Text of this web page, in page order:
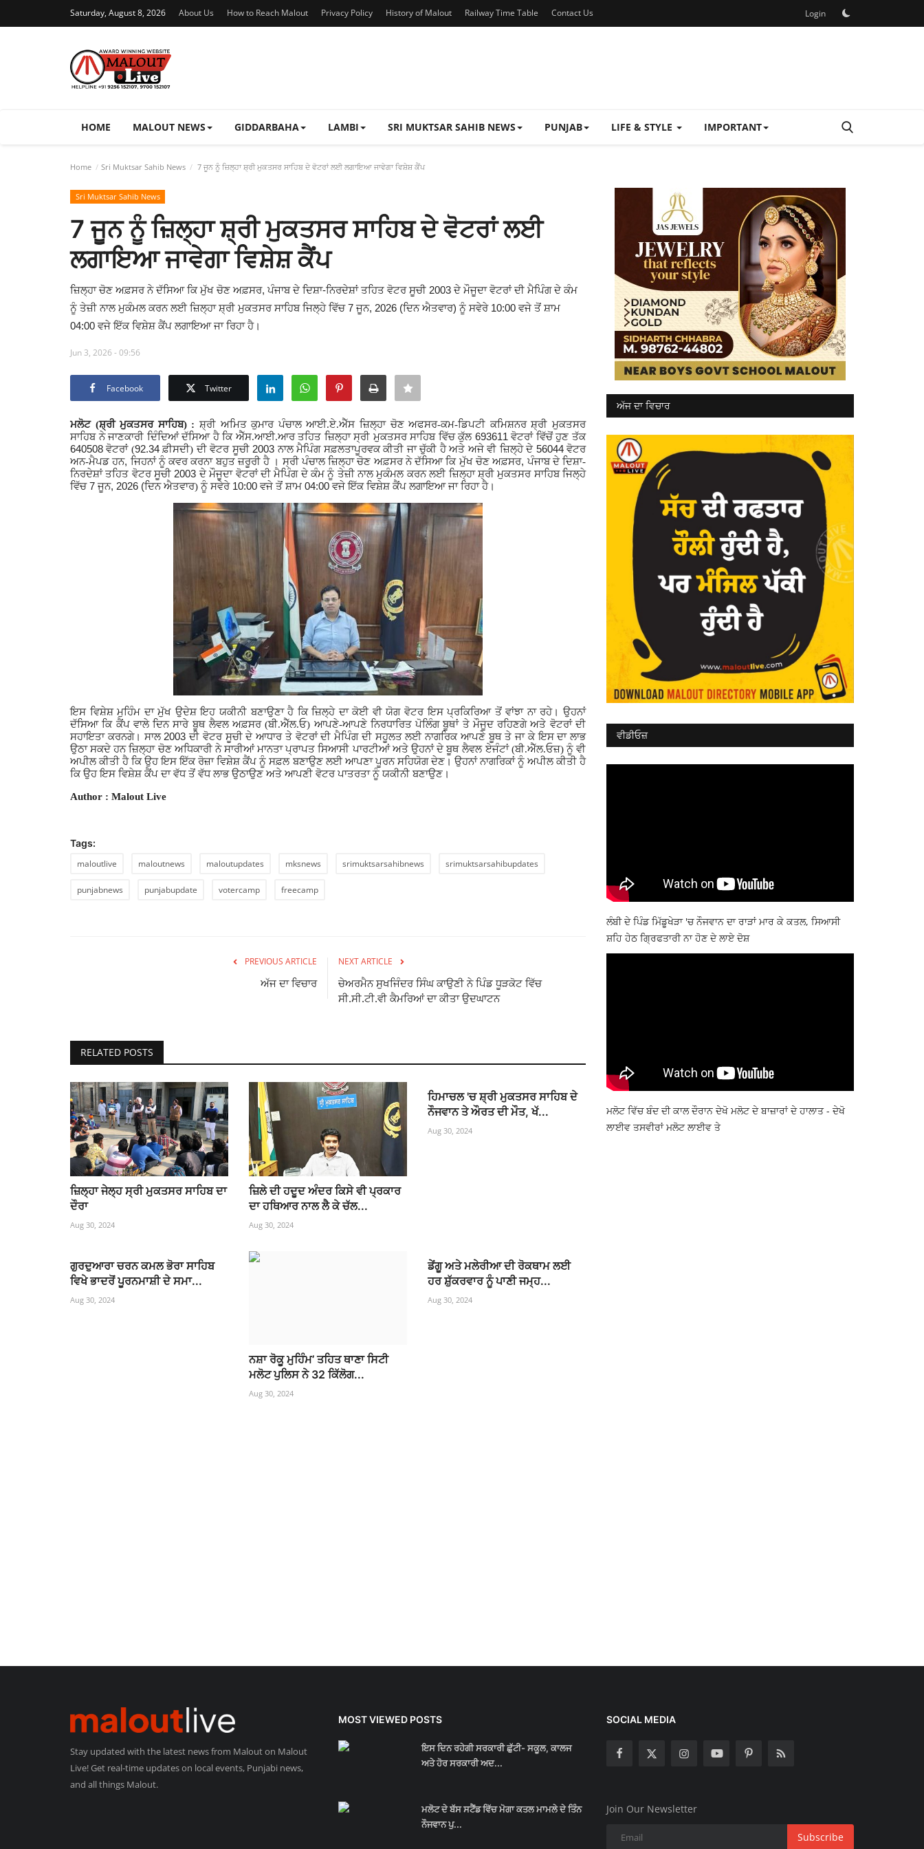
Saturday, August 8, 2026 About Us How to Reach Malout Privacy Policy History of Malout Railway Time Table Contact Us Login
HOME MALOUT NEWS GIDDARBAHA LAMBI SRI MUKTSAR SAHIB NEWS PUNJAB LIFE & STYLE IMPORTANT
Home Sri Muktsar Sahib News 7 ਜੂਨ ਨੂੰ ਜ਼ਿਲ੍ਹਾ ਸ਼੍ਰੀ ਮੁਕਤਸਰ ਸਾਹਿਬ ਦੇ ਵੋਟਰਾਂ ਲਈ ਲਗਾਇਆ ਜਾਵੇਗਾ ਵਿਸ਼ੇਸ਼ ਕੈਂਪ
Sri Muktsar Sahib News
7 ਜੂਨ ਨੂੰ ਜ਼ਿਲ੍ਹਾ ਸ਼੍ਰੀ ਮੁਕਤਸਰ ਸਾਹਿਬ ਦੇ ਵੋਟਰਾਂ ਲਈ
ਲਗਾਇਆ ਜਾਵੇਗਾ ਵਿਸ਼ੇਸ਼ ਕੈਂਪ
ਜ਼ਿਲ੍ਹਾ ਚੋਣ ਅਫ਼ਸਰ ਨੇ ਦੱਸਿਆ ਕਿ ਮੁੱਖ ਚੋਣ ਅਫ਼ਸਰ, ਪੰਜਾਬ ਦੇ ਦਿਸ਼ਾ-ਨਿਰਦੇਸ਼ਾਂ ਤਹਿਤ ਵੋਟਰ ਸੂਚੀ 2003 ਦੇ ਮੌਜੂਦਾ ਵੋਟਰਾਂ ਦੀ ਮੈਪਿੰਗ ਦੇ ਕੰਮ
ਨੂੰ ਤੇਜ਼ੀ ਨਾਲ ਮੁਕੰਮਲ ਕਰਨ ਲਈ ਜ਼ਿਲ੍ਹਾ ਸ਼੍ਰੀ ਮੁਕਤਸਰ ਸਾਹਿਬ ਜਿਲ੍ਹੇ ਵਿੱਚ 7 ਜੂਨ, 2026 (ਦਿਨ ਐਤਵਾਰ) ਨੂੰ ਸਵੇਰੇ 10:00 ਵਜੇ ਤੋਂ ਸ਼ਾਮ
04:00 ਵਜੇ ਇੱਕ ਵਿਸ਼ੇਸ਼ ਕੈਂਪ ਲਗਾਇਆ ਜਾ ਰਿਹਾ ਹੈ।
Jun 3, 2026 - 09:56
Facebook Twitter
ਮਲੋਟ (ਸ਼੍ਰੀ ਮੁਕਤਸਰ ਸਾਹਿਬ) : ਸ਼੍ਰੀ ਅਮਿਤ ਕੁਮਾਰ ਪੰਚਾਲ ਆਈ.ਏ.ਐੱਸ ਜ਼ਿਲ੍ਹਾ ਚੋਣ ਅਫਸਰ-ਕਮ-ਡਿਪਟੀ ਕਮਿਸ਼ਨਰ ਸ਼੍ਰੀ ਮੁਕਤਸਰ
ਸਾਹਿਬ ਨੇ ਜਾਣਕਾਰੀ ਦਿੰਦਿਆਂ ਦੱਸਿਆ ਹੈ ਕਿ ਐੱਸ.ਆਈ.ਆਰ ਤਹਿਤ ਜ਼ਿਲ੍ਹਾ ਸ੍ਰੀ ਮੁਕਤਸਰ ਸਾਹਿਬ ਵਿੱਚ ਕੁੱਲ 693611ਵੋਟਰਾਂ ਵਿੱਚੋਂ ਹੁਣ ਤੱਕ
640508ਵੋਟਰਾਂ (92.34ਫ਼ੀਸਦੀ) ਦੀ ਵੋਟਰ ਸੂਚੀ 2003ਨਾਲ ਮੈਪਿੰਗ ਸਫ਼ਲਤਾਪੂਰਵਕ ਕੀਤੀ ਜਾ ਚੁੱਕੀ ਹੈ ਅਤੇ ਅਜੇ ਵੀ ਜ਼ਿਲ੍ਹੇ ਦੇ 56044ਵੋਟਰ
ਅਨ-ਮੈਪਡ ਹਨ, ਜਿਹਨਾਂ ਨੂੰ ਕਵਰ ਕਰਨਾ ਬਹੁਤ ਜ਼ਰੂਰੀ ਹੈ । ਸ੍ਰੀ ਪੰਚਾਲ ਜ਼ਿਲ੍ਹਾ ਚੋਣ ਅਫ਼ਸਰ ਨੇ ਦੱਸਿਆ ਕਿ ਮੁੱਖ ਚੋਣ ਅਫ਼ਸਰ, ਪੰਜਾਬ ਦੇ ਦਿਸ਼ਾ-
ਨਿਰਦੇਸ਼ਾਂ ਤਹਿਤ ਵੋਟਰ ਸੂਚੀ 2003 ਦੇ ਮੌਜੂਦਾ ਵੋਟਰਾਂ ਦੀ ਮੈਪਿੰਗ ਦੇ ਕੰਮ ਨੂੰ ਤੇਜ਼ੀ ਨਾਲ ਮੁਕੰਮਲ ਕਰਨ ਲਈ ਜ਼ਿਲ੍ਹਾ ਸ਼੍ਰੀ ਮੁਕਤਸਰ ਸਾਹਿਬ ਜਿਲ੍ਹੇ
ਵਿੱਚ7 ਜੂਨ, 2026 (ਦਿਨ ਐਤਵਾਰ) ਨੂੰ ਸਵੇਰੇ 10:00 ਵਜੇ ਤੋਂ ਸ਼ਾਮ 04:00 ਵਜੇ ਇੱਕ ਵਿਸ਼ੇਸ਼ ਕੈਂਪ ਲਗਾਇਆ ਜਾ ਰਿਹਾ ਹੈ।
ਇਸ ਵਿਸ਼ੇਸ਼ ਮੁਹਿੰਮ ਦਾ ਮੁੱਖ ਉਦੇਸ਼ ਇਹ ਯਕੀਨੀ ਬਣਾਉਣਾ ਹੈ ਕਿ ਜ਼ਿਲ੍ਹੇ ਦਾ ਕੋਈ ਵੀ ਯੋਗ ਵੋਟਰ ਇਸ ਪ੍ਰਕਿਰਿਆ ਤੋਂ ਵਾਂਝਾ ਨਾ ਰਹੇ। ਉਹਨਾਂ
ਦੱਸਿਆ ਕਿ ਕੈਂਪ ਵਾਲੇ ਦਿਨ ਸਾਰੇ ਬੂਥ ਲੈਵਲ ਅਫ਼ਸਰ (ਬੀ.ਐੱਲ.ਓ) ਆਪਣੇ-ਆਪਣੇ ਨਿਰਧਾਰਿਤ ਪੋਲਿੰਗ ਬੂਥਾਂ ਤੇ ਮੌਜੂਦ ਰਹਿਣਗੇ ਅਤੇ ਵੋਟਰਾਂ ਦੀ
ਸਹਾਇਤਾ ਕਰਨਗੇ। ਸਾਲ 2003 ਦੀ ਵੋਟਰ ਸੂਚੀ ਦੇ ਆਧਾਰ ਤੇ ਵੋਟਰਾਂ ਦੀ ਮੈਪਿੰਗ ਦੀ ਸਹੂਲਤ ਲਈ ਨਾਗਰਿਕ ਆਪਣੇ ਬੂਥ ਤੇ ਜਾ ਕੇ ਇਸ ਦਾ ਲਾਭ
ਉਠਾ ਸਕਦੇ ਹਨ ਜ਼ਿਲ੍ਹਾ ਚੋਣ ਅਧਿਕਾਰੀ ਨੇ ਸਾਰੀਆਂ ਮਾਨਤਾ ਪ੍ਰਾਪਤ ਸਿਆਸੀ ਪਾਰਟੀਆਂ ਅਤੇ ਉਹਨਾਂ ਦੇ ਬੂਥ ਲੈਵਲ ਏਜੰਟਾਂ (ਬੀ.ਐੱਲ.ਓਜ਼) ਨੂੰ ਵੀ
ਅਪੀਲ ਕੀਤੀ ਹੈ ਕਿ ਉਹ ਇਸ ਇੱਕ ਰੋਜ਼ਾ ਵਿਸ਼ੇਸ਼ ਕੈਂਪ ਨੂੰ ਸਫ਼ਲ ਬਣਾਉਣ ਲਈ ਆਪਣਾ ਪੂਰਨ ਸਹਿਯੋਗ ਦੇਣ। ਉਹਨਾਂ ਨਾਗਰਿਕਾਂ ਨੂੰ ਅਪੀਲ ਕੀਤੀ ਹੈ
ਕਿ ਉਹ ਇਸ ਵਿਸ਼ੇਸ਼ ਕੈਂਪ ਦਾ ਵੱਧ ਤੋਂ ਵੱਧ ਲਾਭ ਉਠਾਉਣ ਅਤੇ ਆਪਣੀ ਵੋਟਰ ਪਾਤਰਤਾ ਨੂੰ ਯਕੀਨੀ ਬਣਾਉਣ।
Author : Malout Live
Tags:
maloutlive
maloutnews maloutupdates mksnews srimuktsarsahibnews srimuktsarsahibupdates
punjabnews punjabupdate votercamp freecamp
PREVIOUS ARTICLE
ਅੱਜ ਦਾ ਵਿਚਾਰ
NEXT ARTICLE
ਚੇਅਰਮੈਨ ਸੁਖਜਿੰਦਰ ਸਿੰਘ ਕਾਉਣੀ ਨੇ ਪਿੰਡ ਧੂੜਕੋਟ ਵਿੱਚ
ਸੀ.ਸੀ.ਟੀ.ਵੀ ਕੈਮਰਿਆਂ ਦਾ ਕੀਤਾ ਉਦਘਾਟਨ
RELATED POSTS
ਜ਼ਿਲ੍ਹਾ ਜੇਲ੍ਹ ਸ੍ਰੀ ਮੁਕਤਸਰ ਸਾਹਿਬ ਦਾ
ਦੌਰਾ
Aug 30, 2024
ਜ਼ਿਲੇ ਦੀ ਹਦੂਦ ਅੰਦਰ ਕਿਸੇ ਵੀ ਪ੍ਰਕਾਰ
ਦਾ ਹਥਿਆਰ ਨਾਲ ਲੈ ਕੇ ਚੱਲ...
Aug 30, 2024
ਹਿਮਾਚਲ 'ਚ ਸ਼੍ਰੀ ਮੁਕਤਸਰ ਸਾਹਿਬ ਦੇ
ਨੌਜਵਾਨ ਤੇ ਔਰਤ ਦੀ ਮੌਤ, ਖੱ...
Aug 30, 2024
ਗੁਰਦੁਆਰਾ ਚਰਨ ਕਮਲ ਭੋਰਾ ਸਾਹਿਬ
ਵਿਖੇ ਭਾਦਰੋਂ ਪੂਰਨਮਾਸ਼ੀ ਦੇ ਸਮਾ...
Aug 30, 2024
ਨਸ਼ਾ ਰੋਕੂ ਮੁਹਿੰਮ’ ਤਹਿਤ ਥਾਣਾ ਸਿਟੀ
ਮਲੋਟ ਪੁਲਿਸ ਨੇ 32 ਕਿੱਲੋਗ...
Aug 30, 2024
ਡੇਂਗੂ ਅਤੇ ਮਲੇਰੀਆ ਦੀ ਰੋਕਥਾਮ ਲਈ
ਹਰ ਸ਼ੁੱਕਰਵਾਰ ਨੂੰ ਪਾਣੀ ਜਮ੍ਹ...
Aug 30, 2024
ਅੱਜ ਦਾ ਵਿਚਾਰ
ਵੀਡੀਓਜ਼
ਲੰਬੀ ਦੇ ਪਿੰਡ ਮਿੱਡੂਖੇੜਾ 'ਚ ਨੌਜਵਾਨ ਦਾ ਰਾੜਾਂ ਮਾਰ ਕੇ ਕਤਲ, ਸਿਆਸੀ
ਸ਼ਹਿ ਹੇਠ ਗ੍ਰਿਫਤਾਰੀ ਨਾ ਹੋਣ ਦੇ ਲਾਏ ਦੋਸ਼
ਮਲੋਟ ਵਿੱਚ ਬੰਦ ਦੀ ਕਾਲ ਦੌਰਾਨ ਦੇਖੋ ਮਲੋਟ ਦੇ ਬਾਜ਼ਾਰਾਂ ਦੇ ਹਾਲਾਤ - ਦੇਖੋ
ਲਾਈਵ ਤਸਵੀਰਾਂ ਮਲੋਟ ਲਾਈਵ ਤੇ
Stay updated with the latest news from Malout on Malout
Live! Get real-time updates on local events, Punjabi news,
and all things Malout.
MOST VIEWED POSTS
ਇਸ ਦਿਨ ਰਹੇਗੀ ਸਰਕਾਰੀ ਛੁੱਟੀ- ਸਕੂਲ, ਕਾਲਜ
ਅਤੇ ਹੋਰ ਸਰਕਾਰੀ ਅਦ...
ਮਲੋਟ ਦੇ ਬੱਸ ਸਟੈਂਡ ਵਿੱਚ ਮੋਗਾ ਕਤਲ ਮਾਮਲੇ ਦੇ ਤਿੰਨ
ਨੌਜਵਾਨ ਪੁ...
SOCIAL MEDIA
Join Our Newsletter
Subscribe